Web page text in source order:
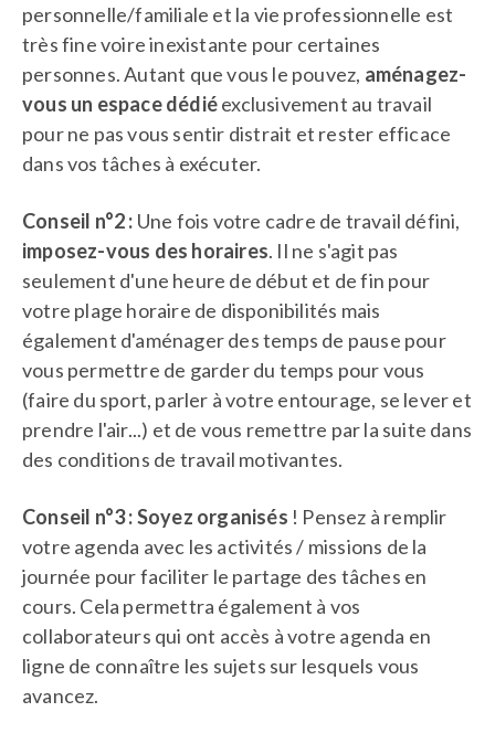
personnelle/familiale et la vie professionnelle est
très fine voire inexistante pour certaines
personnes. Autant que vous le pouvez, aménagez-
vous un espace dédiéexclusivement au travail
pour ne pas vous sentir distrait et rester efficace
dans vos tâches à exécuter.
Conseil n°2 : Une fois votre cadre de travail défini,
imposez-vous des horaires. Il ne s'agit pas
seulement d'une heure de début et de fin pour
votre plage horaire de disponibilités mais
également d'aménager des temps de pause pour
vous permettre de garder du temps pour vous
(faire du sport, parler à votre entourage, se lever et
prendre l'air...) et de vous remettre par la suite dans
des conditions de travail motivantes.
Conseil n°3 : Soyez organisés ! Pensez à remplir
votre agenda avec les activités / missions de la
journée pour faciliter le partage des tâches en
cours. Cela permettra également à vos
collaborateurs qui ont accès à votre agenda en
ligne de connaître les sujets sur lesquels vous
avancez.